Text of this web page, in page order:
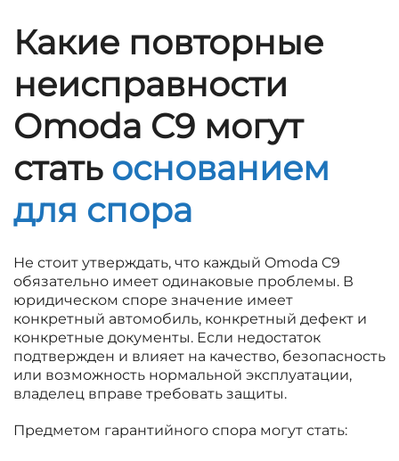
Какие повторные
неисправности
Omoda C9 могут
стать основанием
для спора
Не стоит утверждать, что каждый Omoda C9
обязательно имеет одинаковые проблемы. В
юридическом споре значение имеет
конкретный автомобиль, конкретный дефект и
конкретные документы. Если недостаток
подтвержден и влияет на качество, безопасность
или возможность нормальной эксплуатации,
владелец вправе требовать защиты.
Предметом гарантийного спора могут стать: